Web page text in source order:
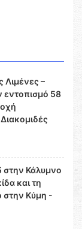
Λιμένες –
εντοπισμό 58
στην Κάλυμνο
και τη
στην Κύμη -